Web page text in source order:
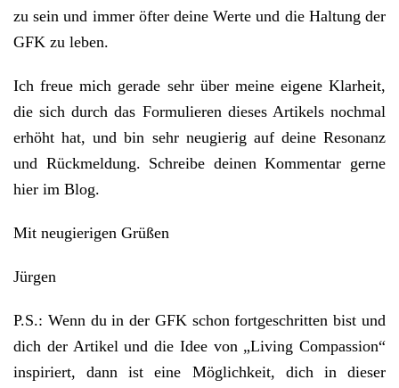
zu sein und immer öfter deine Werte und die Haltung der
GFK zu leben.
Ich freue mich gerade sehr über meine eigene Klarheit,
die sich durch das Formulieren dieses Artikels nochmal
erhöht hat, und bin sehr neugierig auf deine Resonanz
und Rückmeldung. Schreibe deinen Kommentar gerne
hier im Blog.
Mit neugierigen Grüßen
Jürgen
P.S.: Wenn du in der GFK schon fortgeschritten bist und
dich der Artikel und die Idee von „Living Compassion“
inspiriert, dann ist eine Möglichkeit, dich in dieser